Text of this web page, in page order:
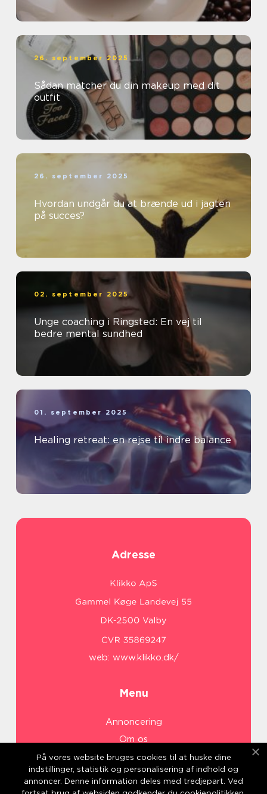
26. september 2025
Sådan matcher du din makeup med dit
outfit
26. september 2025
Hvordan undgår du at brænde ud i jagten
på succes?
02. september 2025
Unge coaching i Ringsted: En vej til
bedre mental sundhed
01. september 2025
Healing retreat: en rejse til indre balance
Adresse
web: www.klikko.dk/
Menu
Annoncering
Om os
Cookies
Kontakt os
Sitemap
På vores website bruges cookies til at huske dine
indstillinger, statistik og personalisering af indhold og
annoncer. Denne information deles med tredjepart. Ved